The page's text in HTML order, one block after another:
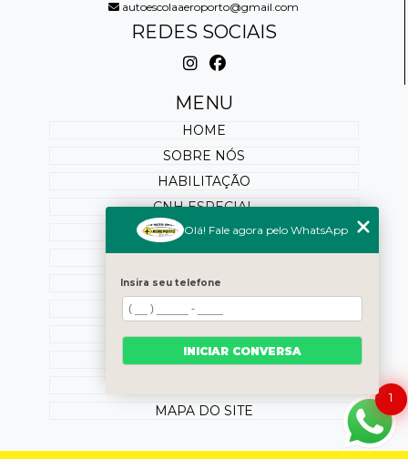
autoescolaaeroporto@gmail.com
REDES SOCIAIS
MENU
HOME
SOBRE NÓS
HABILITAÇÃO
CNH ESPECIAL
REABILITAÇÃO
PONTUAÇÃO
SERVIÇOS ONLINE
BLOG
OUTROS SERVIÇOS
CONTATO
MAPA DO SITE
1
Olá! Fale agora pelo WhatsApp
Insira seu telefone
INICIAR CONVERSA